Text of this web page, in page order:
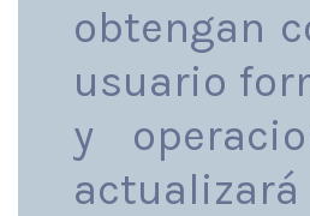
obtengan
usuario
y